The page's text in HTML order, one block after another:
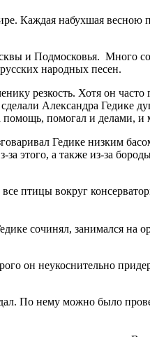
Каждая набухшая весною
и Подмосковья. Много
народных песен.
резкость. Хотя он часто
Александра Гедике
помощь, помогал и делами, и
Гедике низким
этого, а также из-за
птицы вокруг
сочинял, занимался на
он неукоснительно
По нему можно было